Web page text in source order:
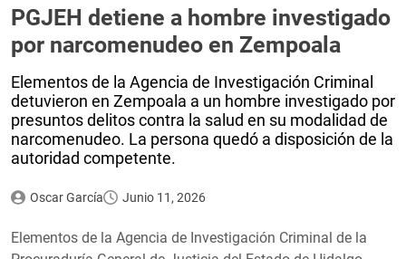
PGJEH detiene a hombre investigado
por narcomenudeo en Zempoala
Elementos de la Agencia de Investigación Criminal
detuvieron en Zempoala a un hombre investigado por
presuntos delitos contra la salud en su modalidad de
narcomenudeo. La persona quedó a disposición de la
autoridad competente.
Oscar García Junio 11, 2026
Elementos de la Agencia de Investigación Criminal de la